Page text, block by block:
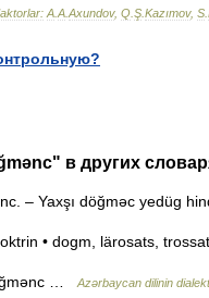
A A Axundov, Q Ş Kazımov, S
в других
– Yaxşı döğməc yedüg
• dogm, lärosats,
… Azərbaycan dilinin